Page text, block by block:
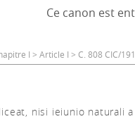
Ce canon est
I > Article I > C. 808 CIC/
nisi ieiunio naturali a